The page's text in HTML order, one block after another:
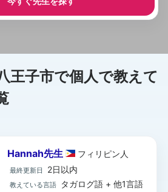
王子市で個人で教えて
Hannah先生 フィリピン 人
最終更新日 2日以内
教えている言語 タガログ語 + 他1言語